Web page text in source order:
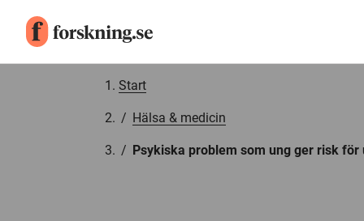
Start
/ Hälsa & medicin
/ Psykiska problem som ung ger risk